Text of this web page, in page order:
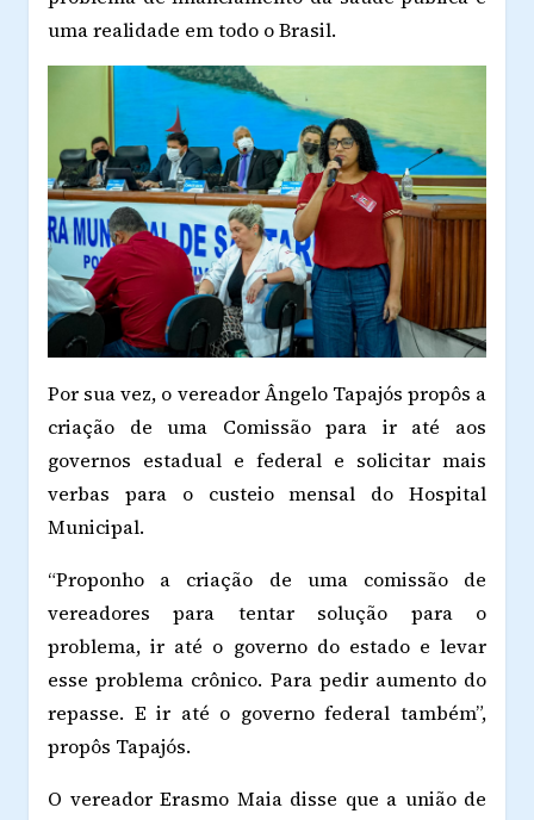
uma realidade em todo o Brasil.
Por sua vez, o vereador Ângelo Tapajós propôs a
criação de uma Comissão para ir até aos
governos estadual e federal e solicitar mais
verbas para o custeio mensal do Hospital
Municipal.
“Proponho a criação de uma comissão de
vereadores para tentar solução para o
problema, ir até o governo do estado e levar
esse problema crônico. Para pedir aumento do
repasse. E ir até o governo federal também”,
propôs Tapajós.
O vereador Erasmo Maia disse que a união de